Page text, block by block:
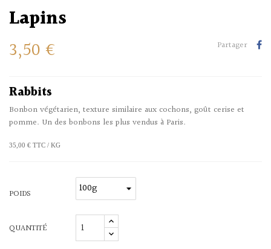
Lapins
3,50 €
Partager
Rabbits
Bonbon végétarien, texture similaire aux cochons, goût cerise et
pomme. Un des bonbons les plus vendus à Paris.
35,00 € TTC / KG
POIDS
QUANTITÉ